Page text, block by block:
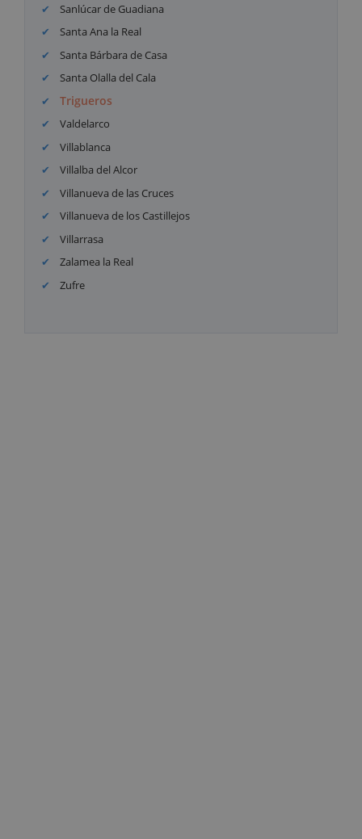
Sanlúcar de Guadiana
Santa Ana la Real
Santa Bárbara de Casa
Santa Olalla del Cala
Trigueros
Valdelarco
Villablanca
Villalba del Alcor
Villanueva de las Cruces
Villanueva de los Castillejos
Villarrasa
Zalamea la Real
Zufre